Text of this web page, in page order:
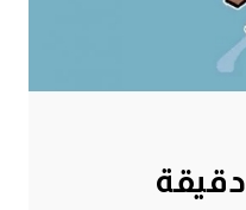
ماين كرافت : 52 دقيقة